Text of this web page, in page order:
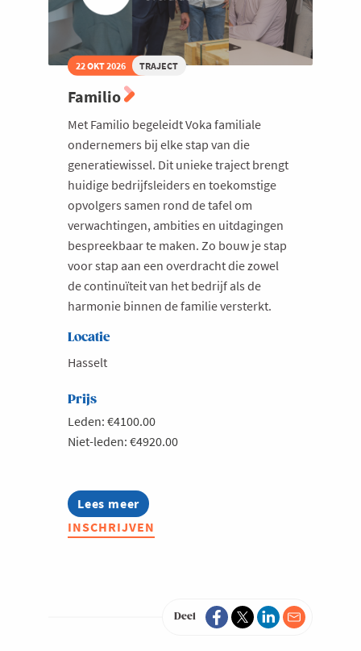
22 OKT 2026 TRAJECT
Familio
Met Familio begeleidt Voka familiale
ondernemers bij elke stap van die
generatiewissel. Dit unieke traject brengt
huidige bedrijfsleiders en toekomstige
opvolgers samen rond de tafel om
verwachtingen, ambities en uitdagingen
bespreekbaar te maken. Zo bouw je stap
voor stap aan een overdracht die zowel
de continuïteit van het bedrijf als de
harmonie binnen de familie versterkt.
Locatie
Hasselt
Prijs
Leden: €4100.00
Niet-leden: €4920.00
Lees meer
about
Familio
INSCHRIJVEN
Deel